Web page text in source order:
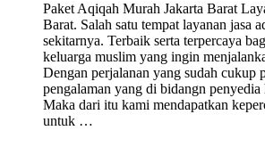
Paket Aqiqah Murah Jakarta Barat
Barat. Salah satu tempat layanan jasa
sekitarnya. Terbaik serta terpercaya
keluarga muslim yang ingin
Dengan perjalanan yang sudah cukup
pengalaman yang di bidangn
Maka dari itu kami mendapatkan
untuk …